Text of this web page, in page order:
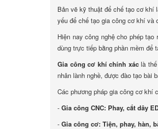
Bản vẽ kỹ thuật để chế tạo cơ khí
yếu để chế tạo gia công cơ khí và
Hiện nay công nghệ cho phép
dùng trực tiếp bằng phần mềm để
Gia công cơ khí chính xáclà thế
nhân lành nghề, được đào tạo bài
Các phương pháp gia công cơ khí
- Gia công CNC: Phay, cắt dây
- Gia công cơ: Tiện, phay, hàn,